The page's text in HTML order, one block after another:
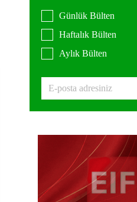
Günlük Bülten
Haftalık Bülten
Aylık Bülten